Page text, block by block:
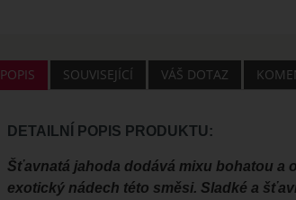
POPIS SOUVISEJÍCÍ VÁŠ DOTAZ
DETAILNÍ POPIS PRODUKTU:
Šťavnatá jahoda dodává mixu bohatou a
exotický nádech této směsi. Sladké a